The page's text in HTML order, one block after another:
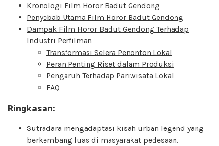
Kronologi Film Horor Badut Gendong
Penyebab Utama Film Horor Badut Gendong
Dampak Film Horor Badut Gendong Terhadap
Industri Perfilman
Transformasi Selera Penonton Lokal
Peran Penting Riset dalam Produksi
Pengaruh Terhadap Pariwisata Lokal
FAQ
Ringkasan:
Sutradara mengadaptasi kisah urban legend yang
berkembang luas di masyarakat pedesaan.